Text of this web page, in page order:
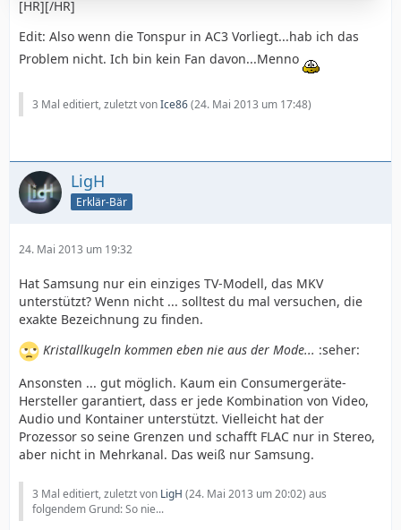
[HR][/HR]
Edit: Also wenn die Tonspur in AC3 Vorliegt...hab ich das
Problem nicht. Ich bin kein Fan davon...Menno
3 Mal editiert, zuletzt vonIce86(24. Mai 2013 um 17:48)
LigH
Erklär-Bär
24. Mai 2013 um 19:32
Hat Samsung nur ein einziges TV-Modell, das MKV
unterstützt? Wenn nicht ... solltest du mal versuchen, die
exakte Bezeichnung zu finden.
Kristallkugeln kommen eben nie aus der Mode... :seher:
Ansonsten ... gut möglich. Kaum ein Consumergeräte-
Hersteller garantiert, dass er jede Kombination von Video,
Audio und Kontainer unterstützt. Vielleicht hat der
Prozessor so seine Grenzen und schafft FLAC nur in Stereo,
aber nicht in Mehrkanal. Das weiß nur Samsung.
3 Mal editiert, zuletzt von LigH (24. Mai 2013 um 20:02) aus
folgendem Grund: So nie...